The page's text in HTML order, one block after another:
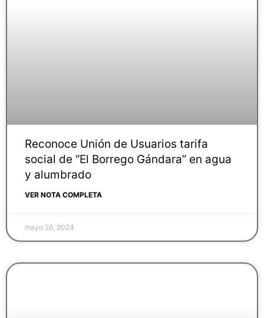
Reconoce Unión de Usuarios tarifa
social de “El Borrego Gándara” en agua
y alumbrado
VER NOTA COMPLETA
mayo 26, 2024